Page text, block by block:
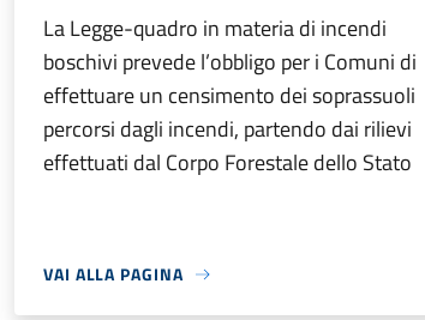
La Legge-quadro in materia di incendi
boschivi prevede l’obbligo per i Comuni di
effettuare un censimento dei soprassuoli
percorsi dagli incendi, partendo dai rilievi
effettuati dal Corpo Forestale dello Stato
VAI ALLA PAGINA